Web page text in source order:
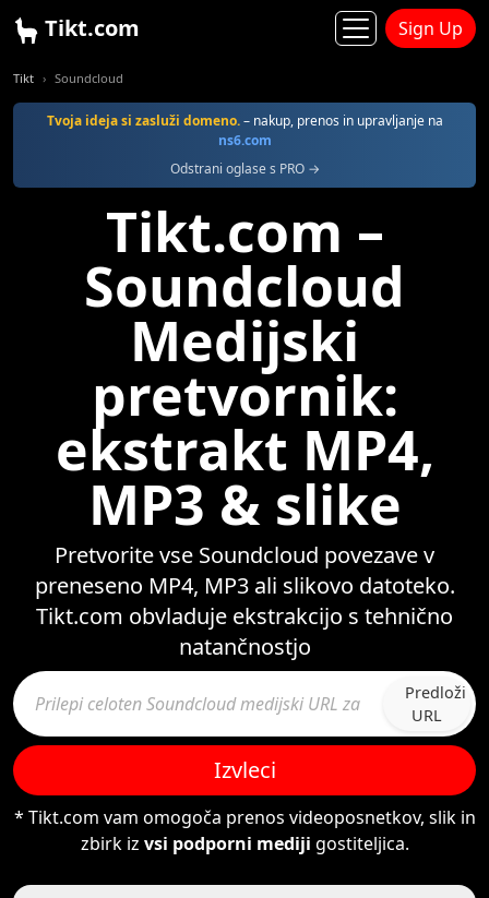
Tikt.com Sign Up
Tikt Soundcloud
Tvoja ideja si zasluži domeno.– nakup, prenos in upravljanje na
ns6.com
Odstrani oglase s PRO →
Tikt.com –
Soundcloud
Medijski
pretvornik:
ekstrakt MP4,
MP3 & slike
Pretvorite vse Soundcloud povezave v
preneseno MP4, MP3 ali slikovo datoteko.
Tikt.com obvladuje ekstrakcijo s tehnično
natančnostjo
Predloži
URL
Izvleci
* Tikt.com vam omogoča prenos videoposnetkov, slik in
zbirk iz vsi podporni mediji gostiteljica.